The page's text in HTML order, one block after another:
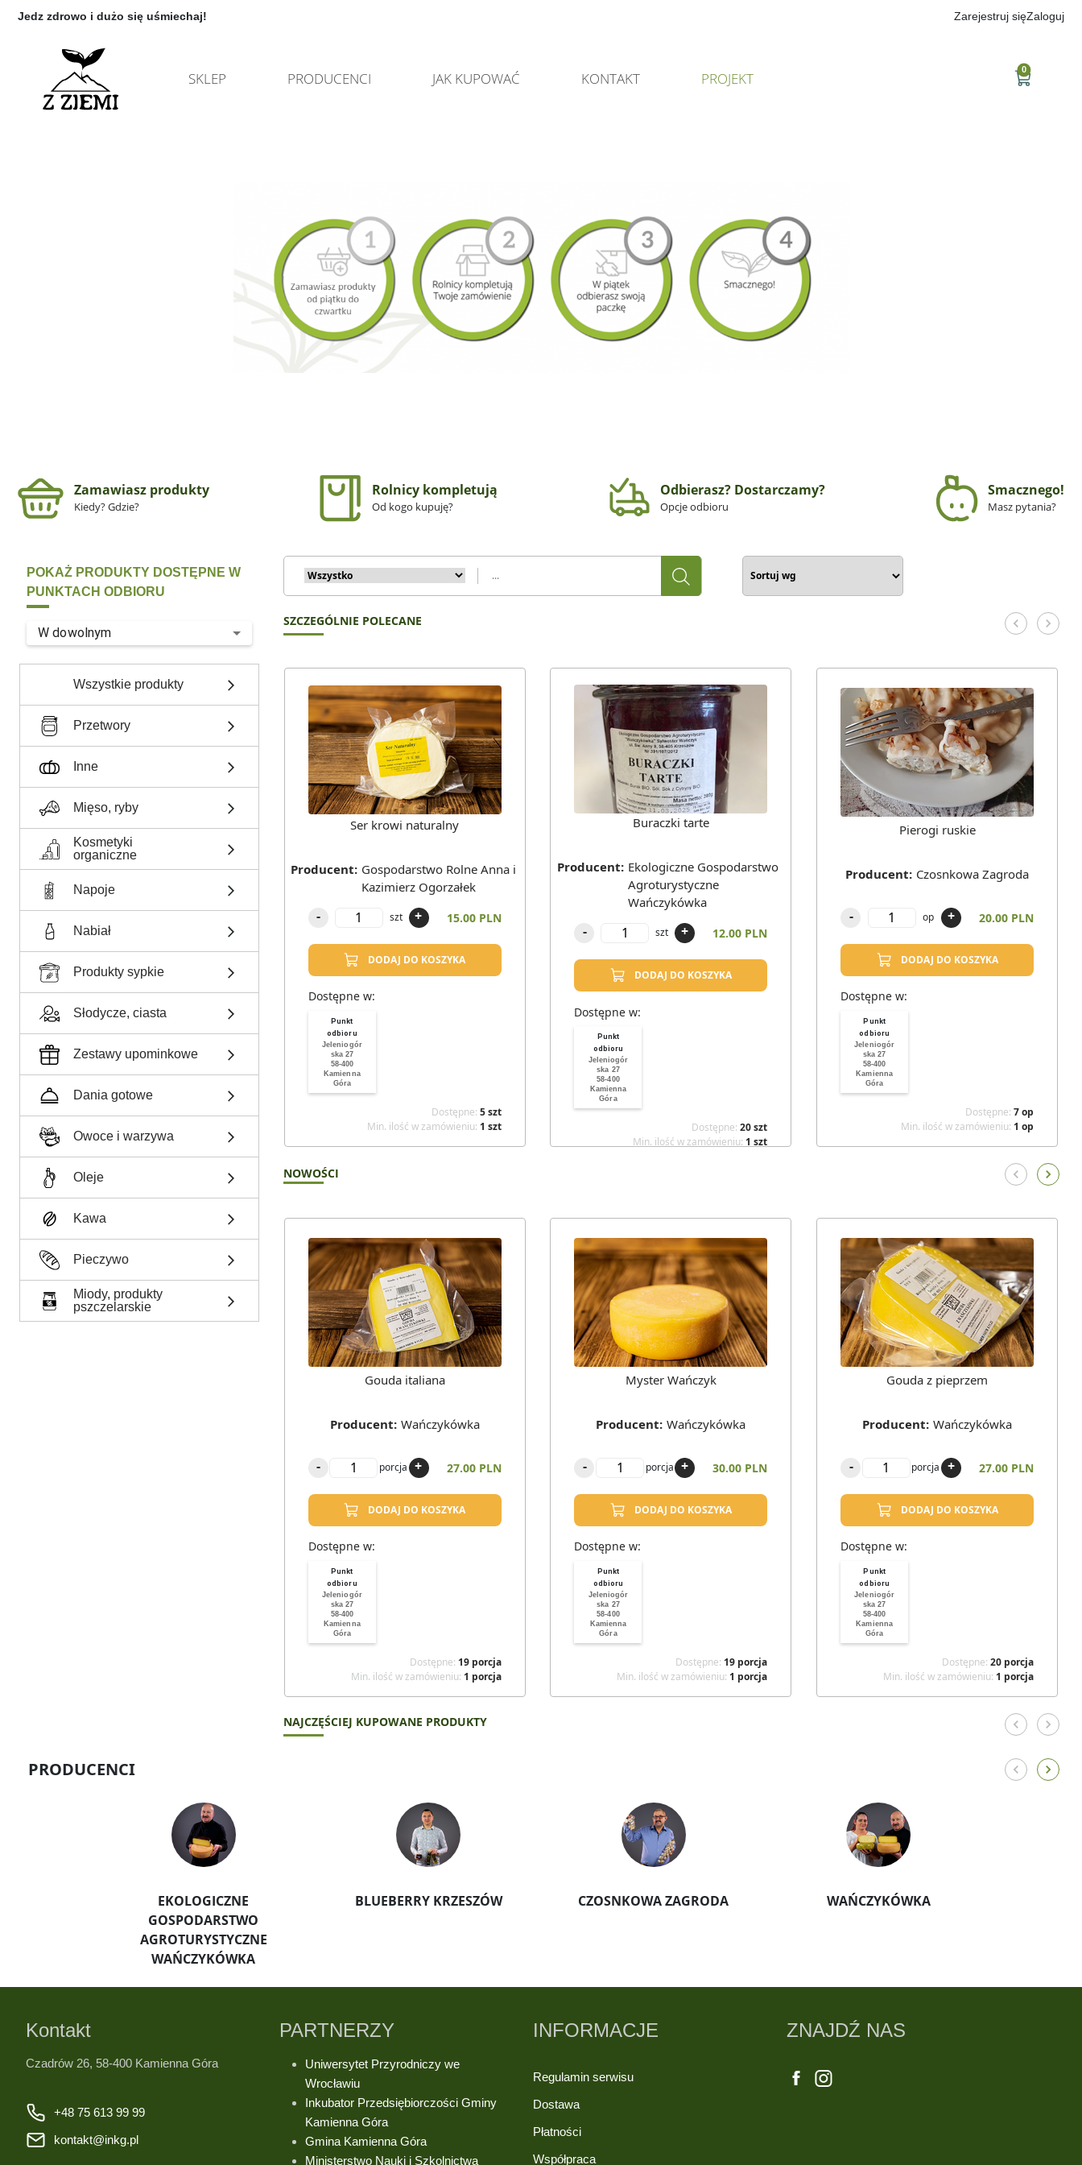
Jedz zdrowo i dużo się uśmiechaj! Zarejestruj sięZaloguj
SKLEP PRODUCENCI JAK KUPOWAĆ KONTAKT PROJEKT 0
Zamawiasz produkty
Kiedy? Gdzie?
Rolnicy kompletują
Od kogo kupuję?
Odbierasz? Dostarczamy?
Opcje odbioru
Smacznego!
Masz pytania?
POKAŻ PRODUKTY DOSTĘPNE W
PUNKTACH ODBIORU
W dowolnym
Wszystkie produkty
Przetwory
Inne
Mięso, ryby
Kosmetyki
organiczne
Napoje
Nabiał
Produkty sypkie
Słodycze, ciasta
Zestawy upominkowe
Dania gotowe
Owoce i warzywa
Oleje
Kawa
Pieczywo
Miody, produkty
pszczelarskie
SZCZEGÓLNIE POLECANE
Ser krowi naturalny
Producent: Gospodarstwo Rolne Anna i
Kazimierz Ogorzałek
- szt + 15.00 PLN
DODAJ DO KOSZYKA
Dostępne w:
Punkt
odbioru
Jeleniogór
ska 27
58-400
Kamienna
Góra
Dostępne: 5szt
Min. ilość w zamówieniu: 1 szt
Buraczki tarte
Producent: Ekologiczne Gospodarstwo
Agroturystyczne
Wańczykówka
- szt + 12.00 PLN
DODAJ DO KOSZYKA
Dostępne w:
Punkt
odbioru
Jeleniogór
ska 27
58-400
Kamienna
Góra
Dostępne: 20 szt
Min. ilość w zamówieniu: 1 szt
Pierogi ruskie
Producent: Czosnkowa Zagroda
- op + 20.00 PLN
DODAJ DO KOSZYKA
Dostępne w:
Punkt
odbioru
Jeleniogór
ska 27
58-400
Kamienna
Góra
Dostępne: 7op
Min. ilość w zamówieniu: 1 op
NOWOŚCI
Gouda italiana
Producent: Wańczykówka
- porcja + 27.00 PLN
DODAJ DO KOSZYKA
Dostępne w:
Punkt
odbioru
Jeleniogór
ska 27
58-400
Kamienna
Góra
Dostępne: 19 porcja
Min. ilość w zamówieniu: 1 porcja
Myster Wańczyk
Producent: Wańczykówka
- porcja + 30.00 PLN
DODAJ DO KOSZYKA
Dostępne w:
Punkt
odbioru
Jeleniogór
ska 27
58-400
Kamienna
Góra
Dostępne: 19 porcja
Min. ilość w zamówieniu: 1 porcja
Gouda z pieprzem
Producent: Wańczykówka
- porcja + 27.00 PLN
DODAJ DO KOSZYKA
Dostępne w:
Punkt
odbioru
Jeleniogór
ska 27
58-400
Kamienna
Góra
Dostępne: 20 porcja
Min. ilość w zamówieniu: 1 porcja
NAJCZĘŚCIEJ KUPOWANE PRODUKTY
PRODUCENCI
EKOLOGICZNE
GOSPODARSTWO
AGROTURYSTYCZNE
WAŃCZYKÓWKA
BLUEBERRY KRZESZÓW CZOSNKOWA ZAGRODA WAŃCZYKÓWKA
Kontakt
Czadrów 26, 58-400 Kamienna Góra
+48 75 613 99 99
kontakt@inkg.pl
PARTNERZY
Uniwersytet Przyrodniczy we
Wrocławiu
Inkubator Przedsiębiorczości Gminy
Kamienna Góra
Gmina Kamienna Góra
Ministerstwo Nauki i Szkolnictwa
INFORMACJE
Regulamin serwisu
Dostawa
Płatności
Współpraca
ZNAJDŹ NAS